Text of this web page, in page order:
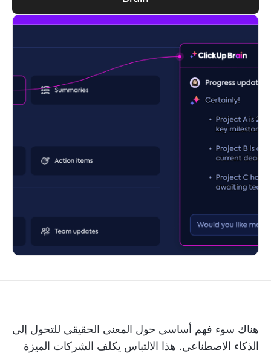
هناك سوء فهم أساسي حول المعنى الحقيقي للتحول إلى
الذكاء الاصطناعي. هذا الالتباس يكلف الشركات الميزة